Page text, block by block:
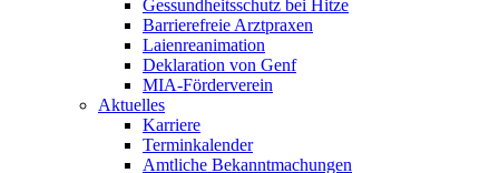
Gessundheitsschutz bei Hitze
Barrierefreie Arztpraxen
Laienreanimation
Deklaration von Genf
MIA-Förderverein
Aktuelles
Karriere
Terminkalender
Amtliche Bekanntmachungen